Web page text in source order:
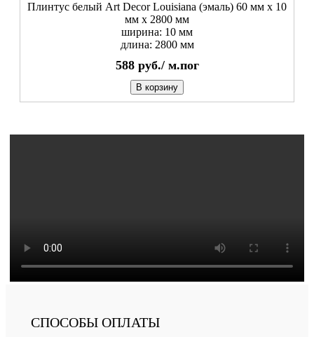
Плинтус белый Art Decor Louisiana (эмаль) 60 мм х 10
мм х 2800 мм
ширина: 10 мм
длина: 2800 мм
588 руб./ м.пог
В корзину
СПОСОБЫ ОПЛАТЫ